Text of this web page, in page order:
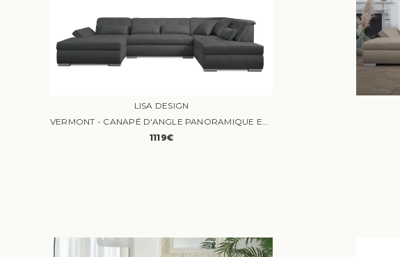
LISA DESIGN
VERMONT - CANAPÉ D'ANGLE PANORAMIQUE EN U - XXL - DROIT
1119€